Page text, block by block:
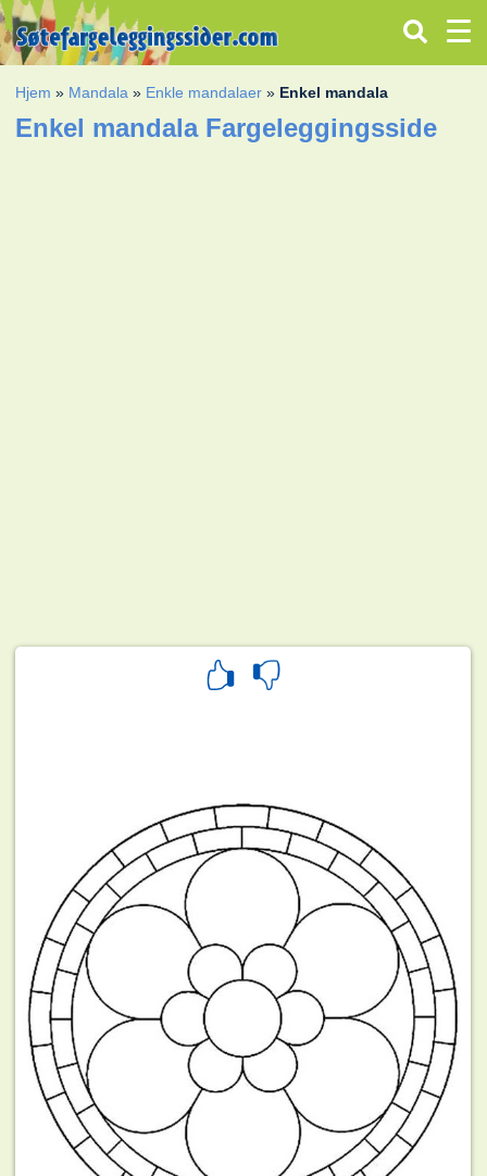
Hjem » Mandala » Enkle mandalaer » Enkel mandala
Enkel mandala Fargeleggingsside